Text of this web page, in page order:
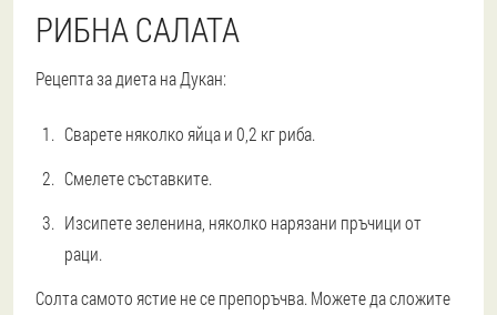
РИБНА САЛАТА
Рецепта за диета на Дукан:
Сварете няколко яйца и 0,2 кг риба.
Смелете съставките.
Изсипете зеленина, няколко нарязани пръчици от
раци.
Солта самото ястие не се препоръчва. Можете да сложите